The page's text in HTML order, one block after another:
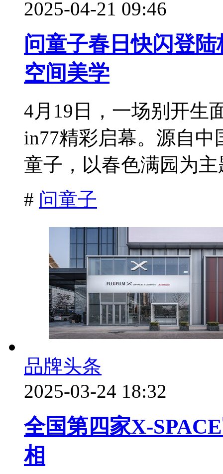
2025-04-21 09:46
问童子春日快闪登
空间美学
4月19日，一场别开生
in77精彩启幕。源自
童子，以春色满园为主
# 问童子
品牌头条
2025-03-24 18:32
全国第四家X-
相